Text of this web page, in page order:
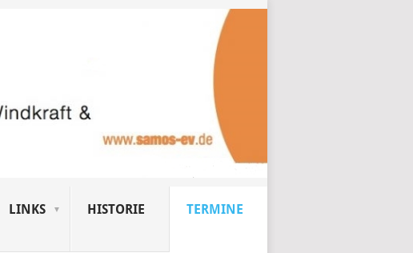
LINKS HISTORIE TERMINE